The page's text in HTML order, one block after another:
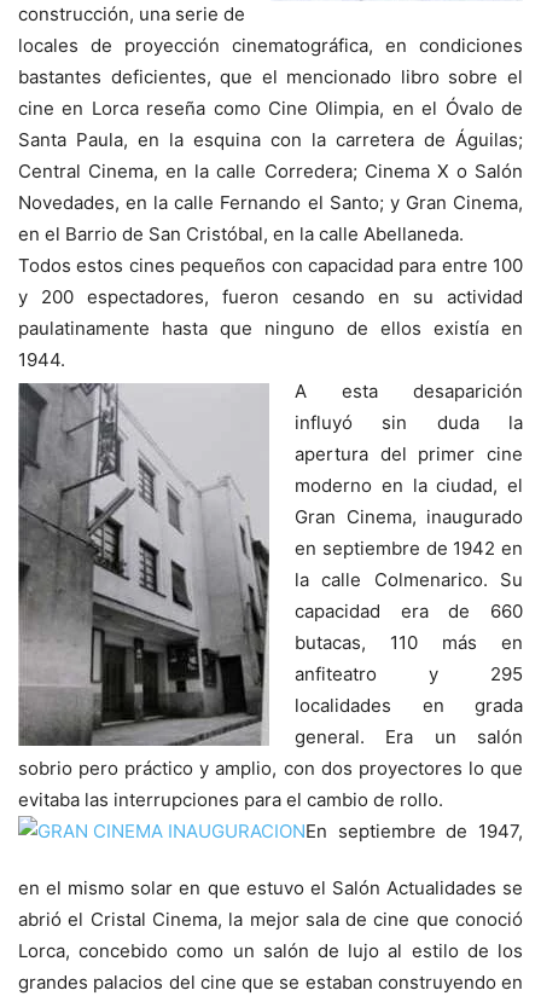
construcción, una serie de
locales de proyección cinematográfica, en condiciones
bastantes deficientes, que el mencionado libro sobre el
cine en Lorca reseña como Cine Olimpia, en el Óvalo de
Santa Paula, en la esquina con la carretera de Águilas;
Central Cinema, en la calle Corredera; Cinema X o Salón
Novedades, en la calle Fernando el Santo; y Gran Cinema,
en el Barrio de San Cristóbal, en la calle Abellaneda.
Todos estos cines pequeños con capacidad para entre 100
y 200 espectadores, fueron cesando en su actividad
paulatinamente hasta que ninguno de ellos existía en
1944.
A esta desaparición
influyó sin duda la
apertura del primer cine
moderno en la ciudad, el
Gran Cinema, inaugurado
en septiembre de 1942 en
la calle Colmenarico. Su
capacidad era de 660
butacas, 110 más en
anfiteatro y 295
localidades en grada
general. Era un salón
sobrio pero práctico y amplio, con dos proyectores lo que
evitaba las interrupciones para el cambio de rollo.
En septiembre de 1947,
en el mismo solar en que estuvo el Salón Actualidades se
abrió el Cristal Cinema, la mejor sala de cine que conoció
Lorca, concebido como un salón de lujo al estilo de los
grandes palacios del cine que se estaban construyendo en